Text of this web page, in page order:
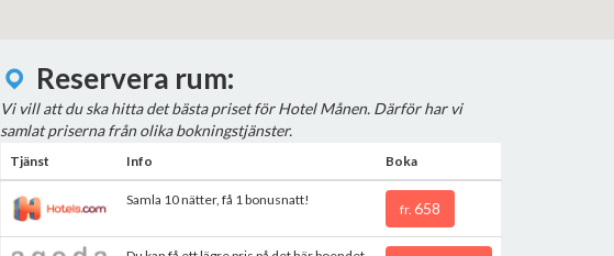
Reservera rum:
Vi vill att du ska hitta det bästa priset för Hotel Månen. Därför har vi
samlat priserna från olika bokningstjänster.
Tjänst Info Boka
Samla 10 nätter, få 1 bonusnatt!
fr. 658